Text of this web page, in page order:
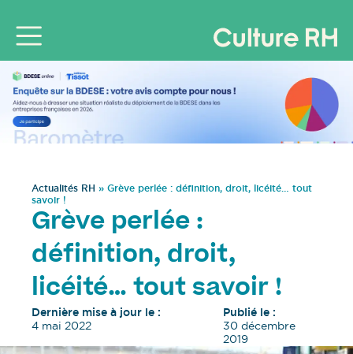
Actualités RH » Grève perlée : définition, droit, licéité… tout
savoir !
Grève perlée :
définition, droit,
licéité… tout savoir !
Dernière mise à jour le :
4 mai 2022
Publié le :
30 décembre
2019